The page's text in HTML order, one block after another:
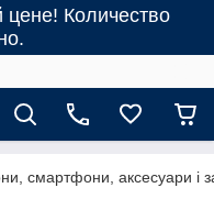
Количество
смартфони, аксесуари і